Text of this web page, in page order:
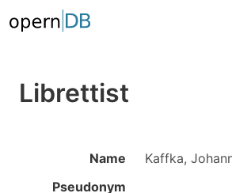
Librettist
Name
Kaffka,
Pseudonym